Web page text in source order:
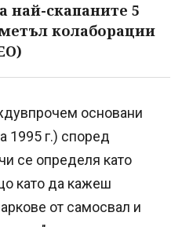
най-скапаните 5
колаборации
основани
1995 г.) според
се определя като
като да кажеш
от самосвал и